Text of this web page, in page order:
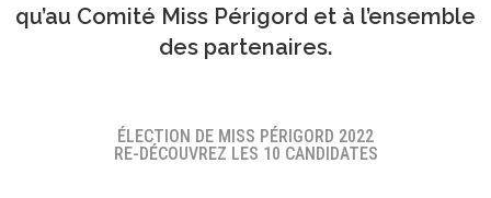
qu’au Comité Miss Périgord et à l’ensemble
des partenaires.
ÉLECTION DE MISS PÉRIGORD 2022
RE-DÉCOUVREZ LES 10 CANDIDATES